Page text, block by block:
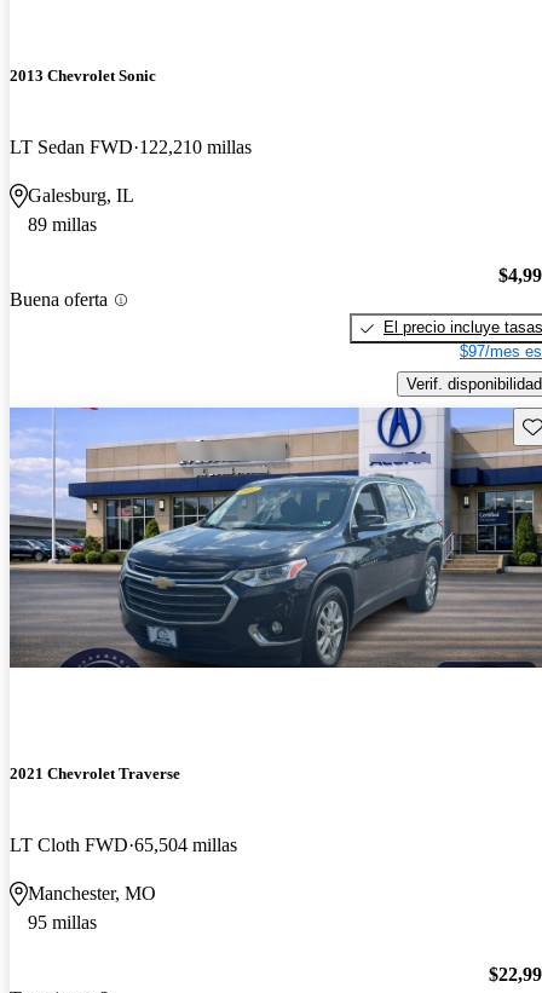
2013 Chevrolet Sonic
LT Sedan FWD 122,210 millas
Galesburg, IL
89 millas
Buena oferta
El precio incluye tasas
$97/mes
Verif. disponibilidad
2021 Chevrolet Traverse
LT Cloth FWD 65,504 millas
Manchester, MO
95 millas